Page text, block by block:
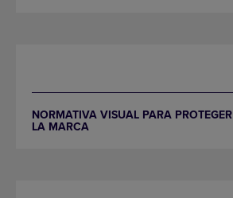
NORMATIVA VISUAL PARA PROTEGER
LA MARCA